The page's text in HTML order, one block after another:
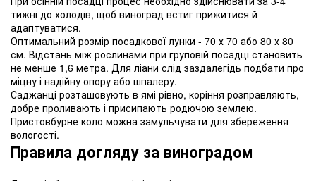
тижні до холодів, щоб виноград встиг прижитися й
адаптуватися.
Оптимальний розмір посадкової лунки - 70 х 70 або 80 х 80
см. Відстань між рослинами при груповій посадці становить
не менше 1,6 метра. Для ліани слід заздалегідь подбати про
міцну і надійну опору або шпалеру.
Саджанці розташовують в ямі рівно, коріння розправляють,
добре проливають і присипають родючою землею.
Пристовбурне коло можна замульчувати для збереження
вологості.
Правила догляду за виноградом